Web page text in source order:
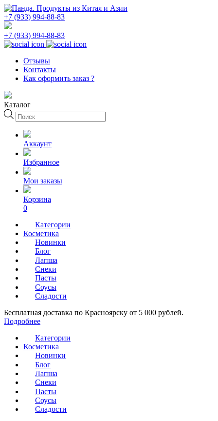
+7 (933) 994-88-83
+7 (933) 994-88-83
Отзывы
Контакты
Как оформить заказ ?
Каталог
Поиск
товаров
Аккаунт
Избранное
Мои заказы
Корзина
0
Категории
Косметика
Новинки
Блог
Лапша
Снеки
Пасты
Соусы
Сладости
Бесплатная доставка по Красноярску от 5 000 рублей.
Подробнее
Категории
Косметика
Новинки
Блог
Лапша
Снеки
Пасты
Соусы
Сладости